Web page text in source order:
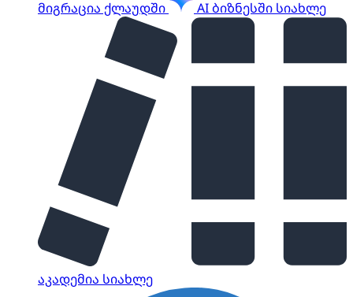
მიგრაცია ქლაუდში AI ბიზნესში სიახლე
აკადემია სიახლე